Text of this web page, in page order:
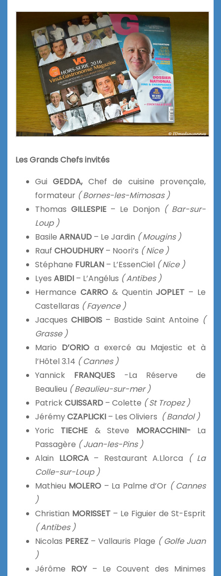
Les Grands Chefs invités
GuiGEDDA,Chef de cuisine provençale,
formateur ( Bornes-les-Mimosas )
Thomas GILLESPIE– Le Donjon ( Bar-sur-
Loup )
Basile ARNAUD – Le Jardin ( Mougins )
Rauf CHOUDHURY– Noori’s ( Nice )
Stéphane FURLAN – L’EssenCiel ( Nice )
Lyes ABIDI – L’Angélus ( Antibes )
Hermance CARRO& QuentinJOPLET – Le
Castellaras ( Fayence )
Jacques CHIBOIS – Bastide Saint Antoine (
Grasse )
Mario D’ORIO a exercé au Majestic et à
l’Hôtel 3.14 ( Cannes )
Yannick FRANQUES -La Réserve de
Beaulieu ( Beaulieu-sur-mer )
PatrickCUISSARD – Colette ( St Tropez )
JérémyCZAPLICKI – Les Oliviers ( Bandol )
Yoric TIECHE & Steve MORACCHINI- La
Passagère ( Juan-les-Pins )
Alain LLORCA– Restaurant A.Llorca
( La
Colle-sur-Loup )
Mathieu MOLERO – La Palme d’Or ( Cannes
)
Christian MORISSET – Le Figuier de St-Esprit
( Antibes )
Nicolas PEREZ – Vallauris Plage ( Golfe Juan
)
Jérôme ROY– Le Couvent des Minimes